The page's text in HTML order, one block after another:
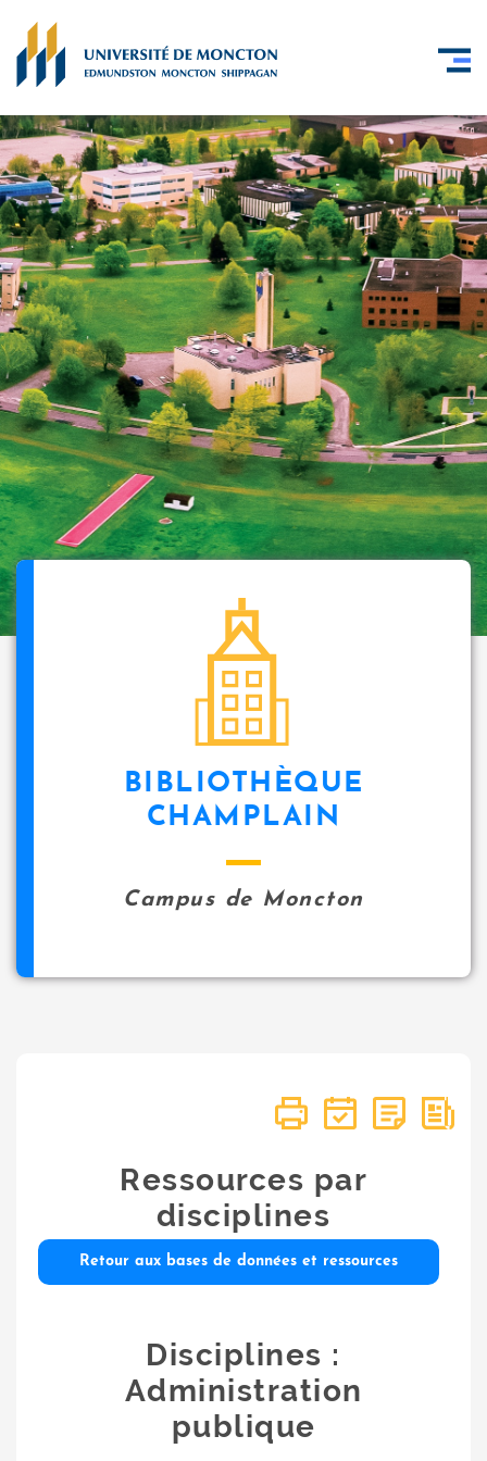
BIBLIOTHÈQUE
CHAMPLAIN
Campus de Moncton
Ressources par
disciplines
Retour aux bases de données et ressources
Disciplines :
Administration
publique